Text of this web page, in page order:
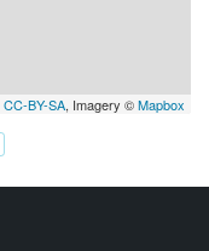
CC-BY-SA, Imagery ©Mapbox